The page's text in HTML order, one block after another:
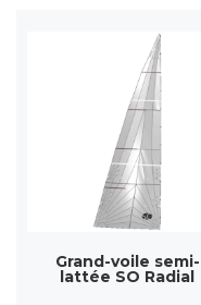
Grand-voile semi-
lattée SO Radial